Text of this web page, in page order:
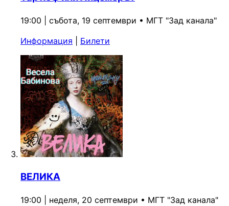
19:00 | събота, 19 септември • МГТ "Зад канала"
Информация
Билети
ВЕЛИКА
19:00 | неделя, 20 септември • МГТ "Зад канала"